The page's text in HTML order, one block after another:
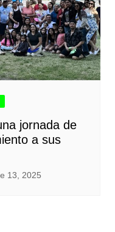
jornada de
a sus
13, 2025